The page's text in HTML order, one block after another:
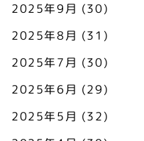
2025年9月 (30)
2025年8月 (31)
2025年7月 (30)
2025年6月 (29)
2025年5月 (32)